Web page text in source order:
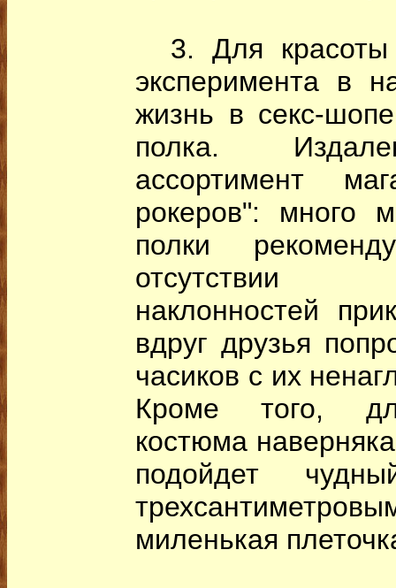
3. Для красоты
эксперимента в
жизнь в секс-
полка.
ассортимент
рокеров": много
полки
отсутствии
наклонностей
вдруг друзья
часиков с их
Кроме того,
костюма
подойдет
миленькая